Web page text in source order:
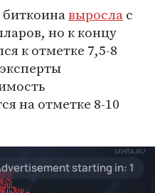
биткоинавырослас
но к концу
к отметке 7,5-8
на отметке 8-10